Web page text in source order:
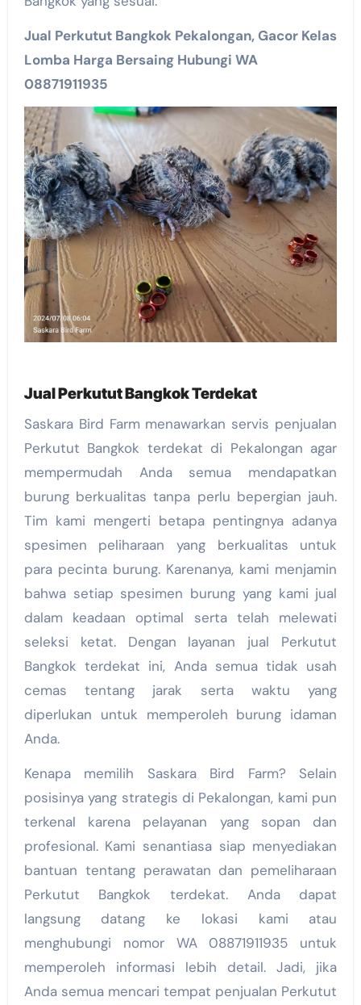
Jual Perkutut Bangkok Pekalongan, Gacor Kelas
Lomba Harga Bersaing Hubungi WA
08871911935
Jual Perkutut Bangkok Terdekat
Saskara Bird Farm menawarkan servis penjualan
Perkutut Bangkok terdekat di Pekalongan agar
mempermudah Anda semua mendapatkan
burung berkualitas tanpa perlu bepergian jauh.
Tim kami mengerti betapa pentingnya adanya
spesimen peliharaan yang berkualitas untuk
para pecinta burung. Karenanya, kami menjamin
bahwa setiap spesimen burung yang kami jual
dalam keadaan optimal serta telah melewati
seleksi ketat. Dengan layanan jual Perkutut
Bangkok terdekat ini, Anda semua tidak usah
cemas tentang jarak serta waktu yang
diperlukan untuk memperoleh burung idaman
Anda.
Kenapa memilih Saskara Bird Farm? Selain
posisinya yang strategis di Pekalongan, kami pun
terkenal karena pelayanan yang sopan dan
profesional. Kami senantiasa siap menyediakan
bantuan tentang perawatan dan pemeliharaan
Perkutut Bangkok terdekat. Anda dapat
langsung datang ke lokasi kami atau
menghubungi nomor WA 08871911935 untuk
memperoleh informasi lebih detail. Jadi, jika
Anda semua mencari tempat penjualan Perkutut